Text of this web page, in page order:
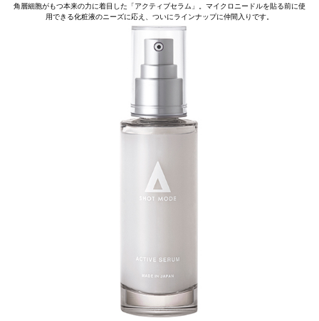
角層細胞がもつ本来の力に着目した「アクティブセラム」。マイクロニードルを貼る前に使
用できる化粧液のニーズに応え、ついにラインナップに仲間入りです。